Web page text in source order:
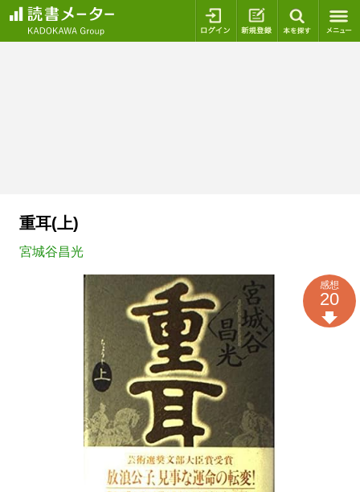
ログイン 新規登録
重耳(上)
宮城谷昌光
感想
20